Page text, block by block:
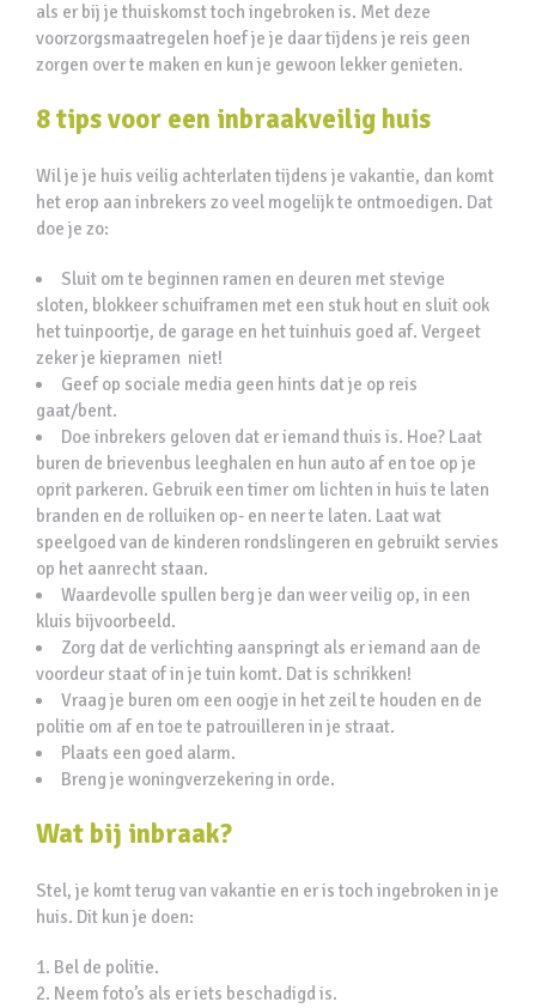
als er bij je thuiskomst toch ingebroken is. Met deze
voorzorgsmaatregelen hoef je je daar tijdens je reis geen
zorgen over te maken en kun je gewoon lekker genieten.
8 tips voor een inbraakveilig huis
Wil je je huis veilig achterlaten tijdens je vakantie, dan komt
het erop aan inbrekers zo veel mogelijk te ontmoedigen. Dat
doe je zo:
Sluit om te beginnen ramen en deuren met stevige
sloten, blokkeer schuiframen met een stuk hout en sluit ook
het tuinpoortje, de garage en het tuinhuis goed af. Vergeet
zeker je kiepramen niet!
Geef op sociale media geen hints dat je op reis
gaat/bent.
Doe inbrekers geloven dat er iemand thuis is. Hoe? Laat
buren de brievenbus leeghalen en hun auto af en toe op je
oprit parkeren. Gebruik een timer om lichten in huis te laten
branden en de rolluiken op- en neer te laten. Laat wat
speelgoed van de kinderen rondslingeren en gebruikt servies
op het aanrecht staan.
Waardevolle spullen berg je dan weer veilig op, in een
kluis bijvoorbeeld.
Zorg dat de verlichting aanspringt als er iemand aan de
voordeur staat of in je tuin komt. Dat is schrikken!
Vraag je buren om een oogje in het zeil te houden en de
politie om af en toe te patrouilleren in je straat.
Plaats een goed alarm.
Breng je woningverzekering in orde.
Wat bij inbraak?
Stel, je komt terug van vakantie en er is toch ingebroken in je
huis. Dit kun je doen:
Bel de politie.
Neem foto’s als er iets beschadigd is.